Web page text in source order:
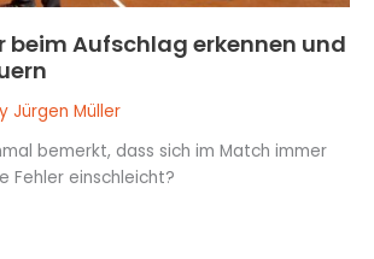
beim Aufschlag erkennen und
Jürgen Müller
bemerkt, dass sich im Match immer
Fehler einschleicht?